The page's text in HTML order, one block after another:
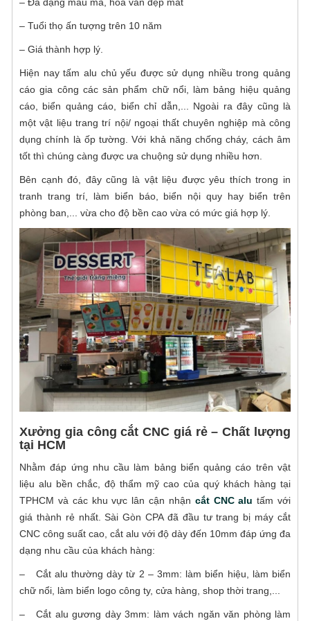
– Tuổi thọ ấn tượng trên 10 năm
– Giá thành hợp lý.
Hiện nay tấm alu chủ yếu được sử dụng nhiều trong quảng
cáo gia công các sản phẩm chữ nổi, làm bảng hiệu quảng
cáo, biển quảng cáo, biển chỉ dẫn,... Ngoài ra đây cũng là
một vật liệu trang trí nội/ ngoại thất chuyên nghiệp mà công
dụng chính là ốp tường. Với khả năng chống cháy, cách âm
tốt thì chúng càng được ưa chuộng sử dụng nhiều hơn.
Bên cạnh đó, đây cũng là vật liệu được yêu thích trong in
tranh trang trí, làm biển báo, biển nội quy hay biển trên
phòng ban,... vừa cho độ bền cao vừa có mức giá hợp lý.
Xưởng gia công cắt CNC giá rẻ – Chất lượng
tại HCM
Nhằm đáp ứng nhu cầu làm bảng biển quảng cáo trên vật
liệu alu bền chắc, độ thẩm mỹ cao của quý khách hàng tại
TPHCM và các khu vực lân cận nhận cắt CNC alu tấm với
giá thành rẻ nhất. Sài Gòn CPA đã đầu tư trang bị máy cắt
CNC công suất cao, cắt alu với độ dày đến 10mm đáp ứng đa
dạng nhu cầu của khách hàng:
– Cắt alu thường dày từ 2 – 3mm: làm biển hiệu, làm biển
chữ nổi, làm biển logo công ty, cửa hàng, shop thời trang,...
– Cắt alu gương dày 3mm: làm vách ngăn văn phòng làm